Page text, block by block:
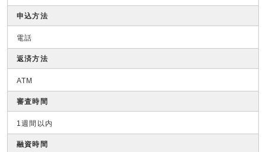
申込方法
電話
返済方法
ATM
審査時間
1週間以内
融資時間